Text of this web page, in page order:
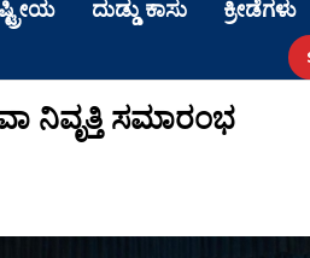
ದುಡ್ಡು ಕಾಸು ಕ್ರೀಡೆಗಳು
ನಿವೃತ್ತಿ ಸಮಾರಂಭ